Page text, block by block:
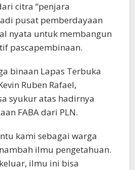
citra “penjara
pusat pemberdayaan
nyata untuk membangun
pascapembinaan.
binaan Lapas Terbuka
Ruben Rafael,
syukur atas hadirnya
FABA dari PLN.
kami sebagai warga
ilmu pengetahuan.
ilmu ini bisa